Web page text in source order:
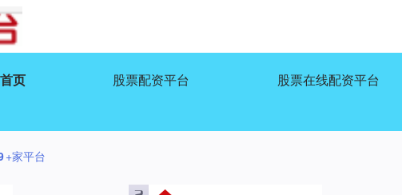
首页 股票配资平台 股票在线配资平台
+家平台